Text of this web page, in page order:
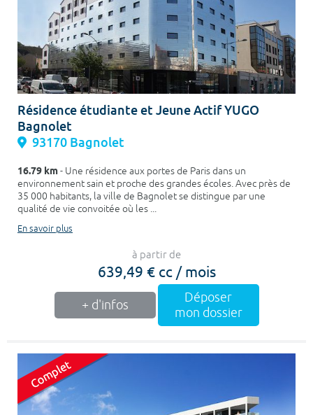
Résidence étudiante et Jeune Actif YUGO
Bagnolet
93170 Bagnolet
16.79 km- Une résidence aux portes de Paris dans un
environnement sain et proche des grandes écoles. Avec près de
35 000 habitants, la ville de Bagnolet se distingue par une
qualité de vie convoitée où les ...
En savoir plus
à partir de
639,49 € cc / mois
+ d'infos
Déposer
mon dossier